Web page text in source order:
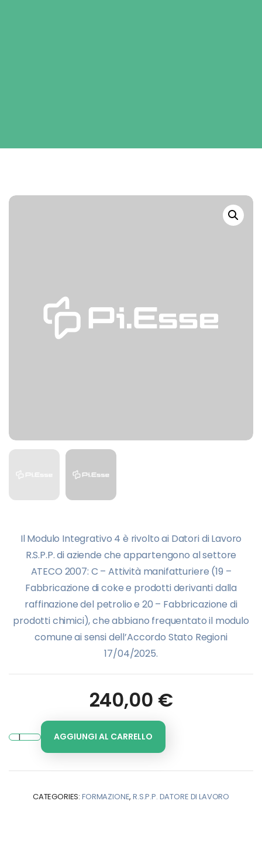
Il Modulo Integrativo 4 è rivolto ai Datori di Lavoro
R.S.P.P. di aziende che appartengono al settore
ATECO 2007: C – Attività manifatturiere (19 –
Fabbricazione di coke e prodotti derivanti dalla
raffinazione del petrolio e 20 – Fabbricazione di
prodotti chimici), che abbiano frequentato il modulo
comune ai sensi dell’Accordo Stato Regioni
17/04/2025.
240,00 €
AGGIUNGI AL CARRELLO
CATEGORIES: FORMAZIONE,R.S.P.P. DATORE DI LAVORO